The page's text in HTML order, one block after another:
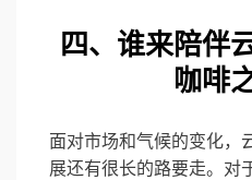
四、谁来陪伴
咖啡
面对市场和气候的变化，
展还有很长的路要走。对